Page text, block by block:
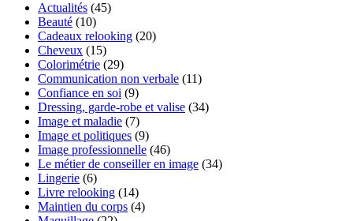
Actualités (45)
Beauté (10)
Cadeaux relooking (20)
Cheveux (15)
Colorimétrie (29)
Communication non verbale (11)
Confiance en soi (9)
Dressing, garde-robe et valise (34)
Image et maladie (7)
Image et politiques (9)
Image professionnelle (46)
Le métier de conseiller en image (34)
Lingerie (6)
Livre relooking (14)
Maintien du corps (4)